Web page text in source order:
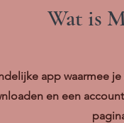
Wat is
app waarmee
en een